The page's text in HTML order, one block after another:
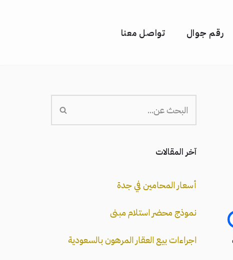
رقم جوال تواصل معنا
آخر المقالات
أسعار المحامين في جدة
نموذج محضر استلام مبنى
اجراءات بيع العقار المرهون بالسعودية